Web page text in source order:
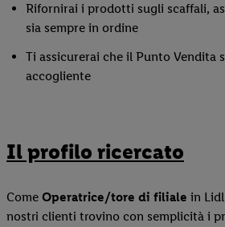
Rifornirai i prodotti sugli scaffali,
sia sempre in ordine
Ti assicurerai che il Punto Vendita
accogliente
Il profilo ricercato
Come Operatrice/tore di filiale in
nostri clienti trovino con semplicità i